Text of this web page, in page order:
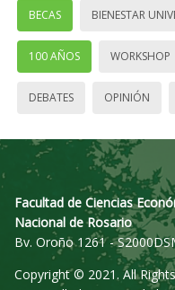
BECAS BIENESTAR
100 AÑOS WORKSHOP
DEBATES OPINIÓN
Facultad de Ciencias
Nacional de Rosario
Bv. Oroño 1261 -
Copyright © 2021. All